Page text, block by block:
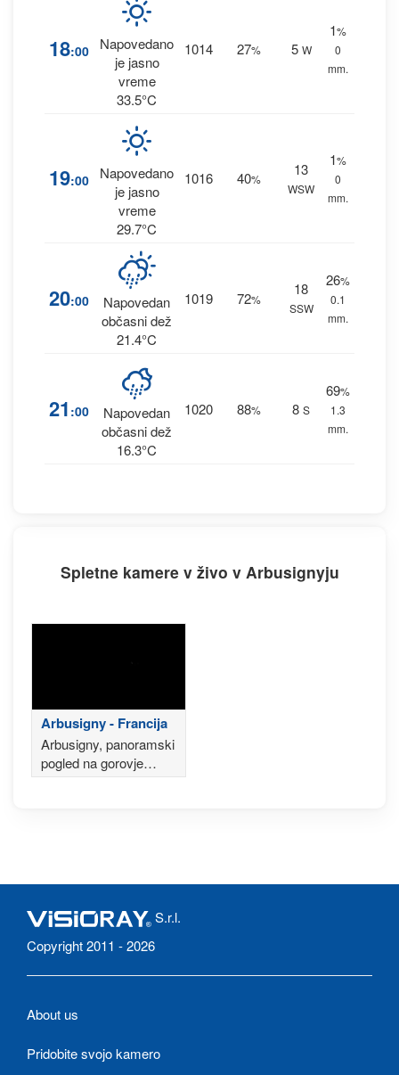
18:00
Napovedano
je jasno
vreme
33.5°C
1014 27% 5 W
1%
0
mm.
19:00
Napovedano
je jasno
vreme
29.7°C
1016 40%
13
WSW
1%
0
mm.
20:00
Napovedan
občasni dež
21.4°C
1019 72%
18
SSW
26%
0.1
mm.
21 :00
Napovedan
občasni dež
16.3°C
1020 88% 8 S
69%
1.3
mm.
Spletne kamere v živo v Arbusignyju
Arbusigny - Francija
Arbusigny, panoramski
pogled na gorovje
Aravis, Mont Blanc v
S.r.l.
Copyright 2011 - 2026
About us
Pridobite svojo kamero